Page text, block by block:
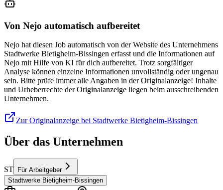
Von Nejo automatisch aufbereitet
Nejo hat diesen Job automatisch von der Website des Unternehmens
Stadtwerke Bietigheim-Bissingen erfasst und die Informationen auf
Nejo mit Hilfe von KI für dich aufbereitet. Trotz sorgfältiger
Analyse können einzelne Informationen unvollständig oder ungenau
sein. Bitte prüfe immer alle Angaben in der Originalanzeige! Inhalte
und Urheberrechte der Originalanzeige liegen beim ausschreibenden
Unternehmen.
Zur Originalanzeige bei Stadtwerke Bietigheim-Bissingen
Über das Unternehmen
ST
Für Arbeitgeber
Stadtwerke Bietigheim-Bissingen